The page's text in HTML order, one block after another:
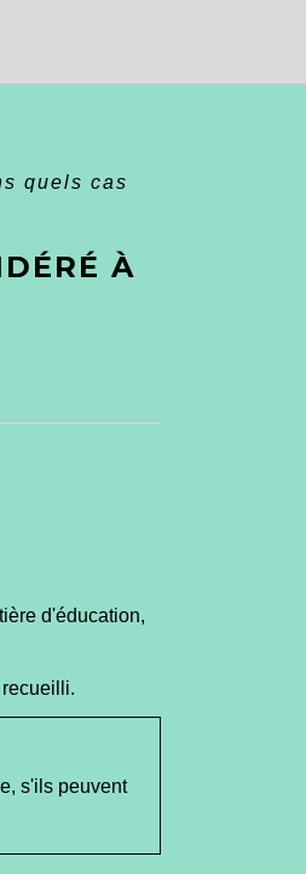
quels cas
À
d'éducation,
s'ils peuvent